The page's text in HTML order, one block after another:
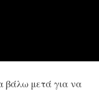
βάλω μετά για να